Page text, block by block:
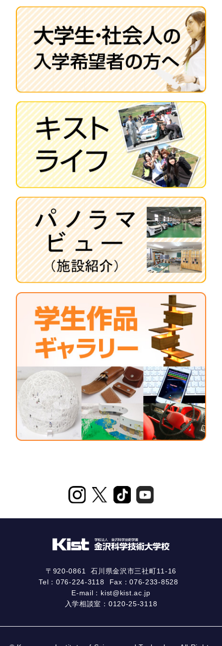
〒920-0861
石川県金沢市三社町11-16
Tel：076-224-3118
Fax：076-233-8528
E-mail： kist@kist.ac.jp
入学相談室： 0120-25-3118